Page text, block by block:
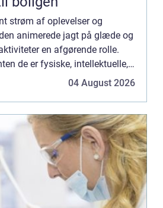
strøm af oplevelser og
animerede jagt på glæde og
en afgørende rolle.
de er fysiske, intellektuelle,
har magten til at forbedre ...
04 August 2026